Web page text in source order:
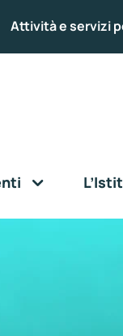
Attività e servizi